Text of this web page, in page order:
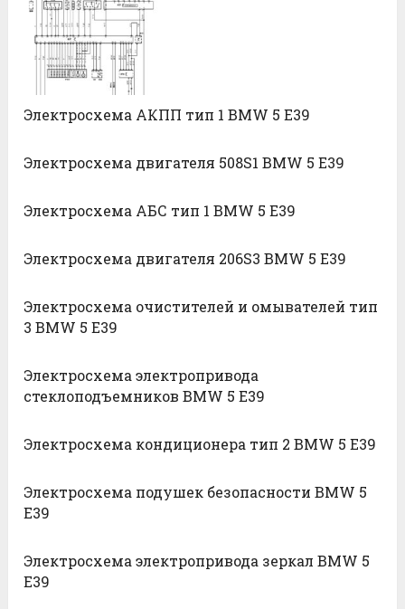
Электросхема АКПП тип 1 BMW 5 E39
Электросхема двигателя 508S1 BMW 5 E39
Электросхема АБС тип 1 BMW 5 E39
Электросхема двигателя 206S3 BMW 5 E39
Электросхема очистителей и омывателей тип
3 BMW 5 E39
Электросхема электропривода
стеклоподъемников BMW 5 E39
Электросхема кондиционера тип 2 BMW 5 E39
Электросхема подушек безопасности BMW 5
E39
Электросхема электропривода зеркал BMW 5
E39